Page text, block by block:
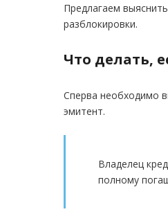
Предлагаем
разблокировки.
Что делать,
Сперва необходимо
эмитент.
Владелец
полному